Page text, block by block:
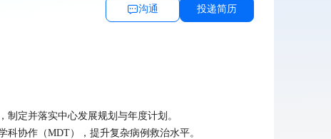
沟通 投递简历
定并落实中心发展规划与年度计划。
协作（MDT），提升复杂病例救治水平。